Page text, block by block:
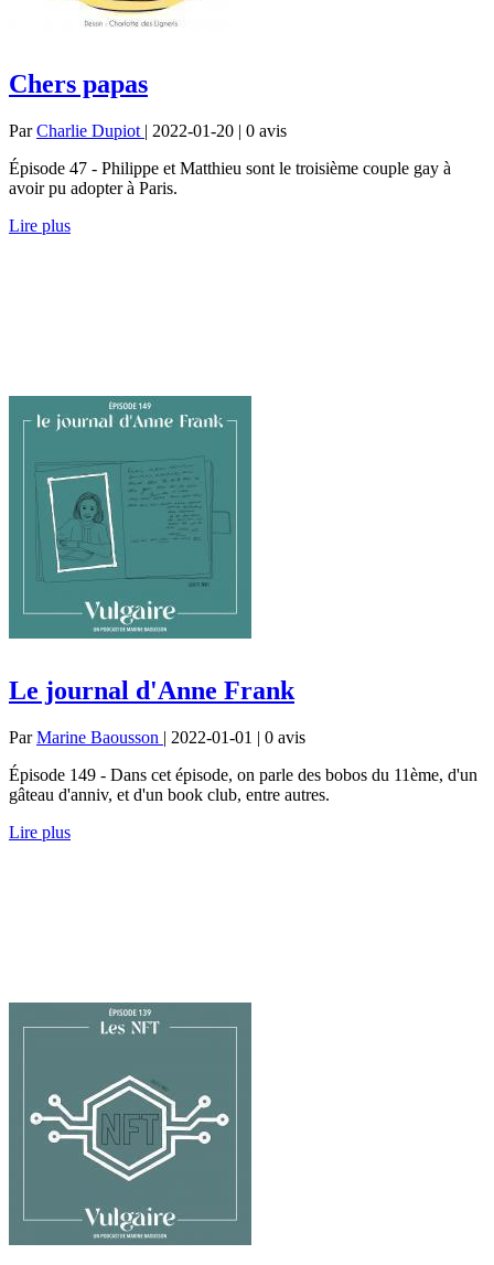
Chers papas
ParCharlie Dupiot | 2022-01-20 | 0 avis
Épisode 47 - Philippe et Matthieu sont le troisième couple gay à
avoir pu adopter à Paris.
Lire plus
Le journal d'Anne Frank
ParMarine Baousson | 2022-01-01 | 0 avis
Épisode 149 - Dans cet épisode, on parle des bobos du 11ème, d'un
gâteau d'anniv, et d'un book club, entre autres.
Lire plus